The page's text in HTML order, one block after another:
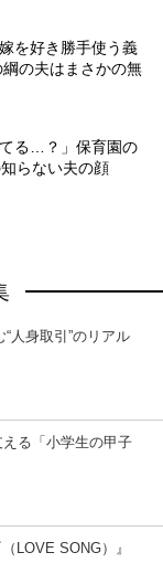
を好き勝手使う義
の夫はまさかの無
てる…？」保育園の
らない夫の顔
人身取引”のリアル
る「小学生の甲子
LOVE SONG）』